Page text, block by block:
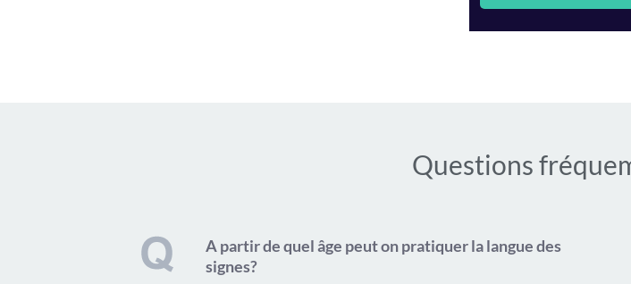
Questions
A partir de quel âge peut on pratiquer la langue des
signes?